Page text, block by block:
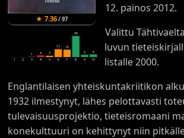
★7.36/97
1 2
1
3
4
4
3
5
17
6
16
7
45
8
5
9
6
10
12. painos 2012.
Valittu
luvun
listalle 2000.
Englantilaisen yhteiskuntakriitikon
1932 ilmestynyt, lähes pelottavasti
tulevaisuusprojektio, tieteisromaani
konekulttuuri on kehittynyt niin